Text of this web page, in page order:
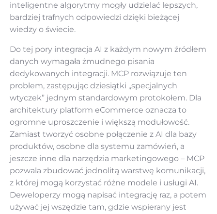
inteligentne algorytmy mogły udzielać lepszych,
bardziej trafnych odpowiedzi dzięki bieżącej
wiedzy o świecie.
Do tej pory integracja AI z każdym nowym źródłem
danych wymagała żmudnego pisania
dedykowanych integracji. MCP rozwiązuje ten
problem, zastępując dziesiątki „specjalnych
wtyczek” jednym standardowym protokołem. Dla
architektury platform eCommerce oznacza to
ogromne uproszczenie i większą modułowość.
Zamiast tworzyć osobne połączenie z AI dla bazy
produktów, osobne dla systemu zamówień, a
jeszcze inne dla narzędzia marketingowego – MCP
pozwala zbudować jednolitą warstwę komunikacji,
z której mogą korzystać różne modele i usługi AI.
Deweloperzy mogą napisać integrację raz, a potem
używać jej wszędzie tam, gdzie wspierany jest